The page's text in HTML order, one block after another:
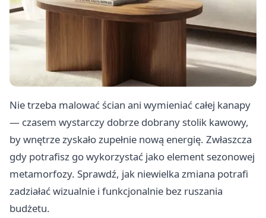
Nie trzeba malować ścian ani wymieniać całej kanapy
— czasem wystarczy dobrze dobrany stolik kawowy,
by wnętrze zyskało zupełnie nową energię. Zwłaszcza
gdy potrafisz go wykorzystać jako element sezonowej
metamorfozy. Sprawdź, jak niewielka zmiana potrafi
zadziałać wizualnie i funkcjonalnie bez ruszania
budżetu.